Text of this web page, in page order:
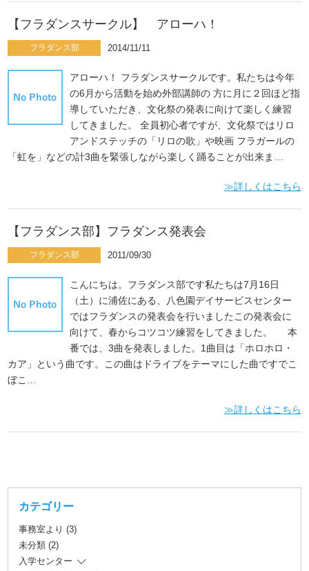
【フラダンスサークル】 アローハ！
フラダンス部 2014/11/11
アローハ！ フラダンスサークルです。私たちは今年
の6月から活動を始め外部講師の 方に月に２回ほど指
導していただき、文化祭の発表に向けて楽しく練習
してきました。 全員初心者ですが、文化祭ではリロ
アンドステッチの「リロの歌」や映画 フラガールの
「虹を」などの計3曲を緊張しながら楽しく踊ることが出来ま…
≫詳しくはこちら
【フラダンス部】フラダンス発表会
フラダンス部 2011/09/30
こんにちは。フラダンス部です私たちは7月16日
（土）に浦佐にある、八色園デイサービスセンター
ではフラダンスの発表会を行いましたこの発表会に
向けて、春からコツコツ練習をしてきました。 本
番では、3曲を発表しました。1曲目は「ホロホロ・
カア」という曲です。この曲はドライブをテーマにした曲ですでこ
ぼこ…
≫詳しくはこちら
カテゴリー
事務室より (3)
未分類 (2)
入学センター